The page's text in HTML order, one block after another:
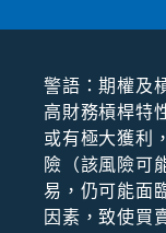
警語：期權及
⾼財務槓桿特
或有極⼤獲利
險（該風險可
易，仍可能⾯
因素，致使買